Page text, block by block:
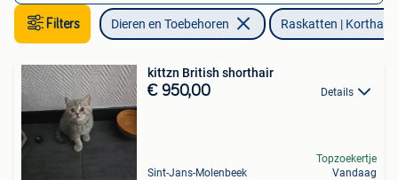
Filters Dieren en Toebehoren Raskatten | Korthaar
kittzn British shorthair
€ 950,00 Details
Sint-Jans-Molenbeek
Topzoekertje
Vandaag